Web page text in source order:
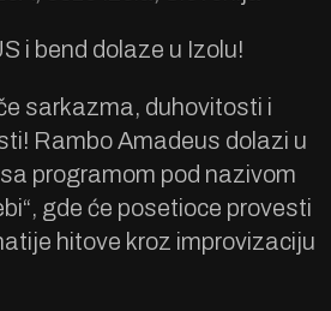
i bend dolaze u Izolu!
sarkazma, duhovitosti i
Rambo Amadeus dolazi u
programom pod nazivom
gde će posetioce provesti
hitove kroz improvizaciju